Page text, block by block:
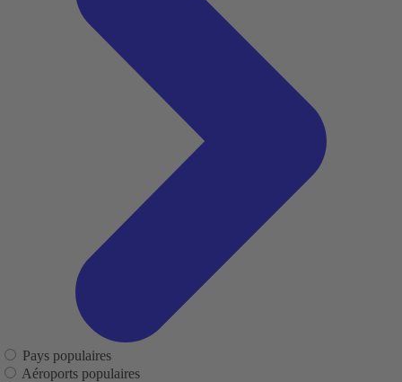
Pays populaires
Aéroports populaires